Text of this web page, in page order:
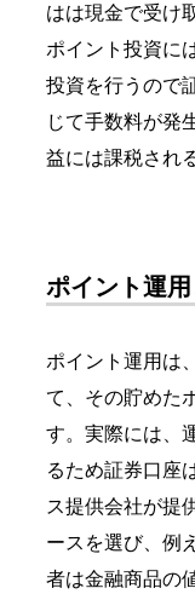
はは現金で受け
ポイント投資に
投資を行うので
じて手数料が発
益には課税され
ポイント運
ポイント運用は
て、その貯めた
す。実際には、
るため証券口座
ス提供会社が提
ースを選び、例
者は金融商品の